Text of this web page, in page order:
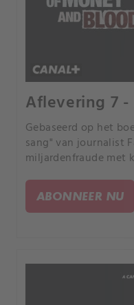
Aflevering 7 -
Gebaseerd op het
sang" van journalist
miljardenfraude met
genoemd.
ABONNEER NU